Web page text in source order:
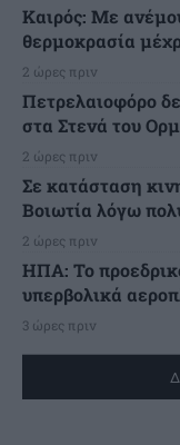
Καιρός: Με
θερμοκρασία
2 ώρες πριν
Πετρελαιοφόρο
στα Στενά του
2 ώρες πριν
Σε κατάσταση
Βοιωτία λόγω
2 ώρες πριν
ΗΠΑ: Το
υπερβολικά
3 ώρες πριν